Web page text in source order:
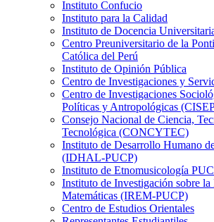
Instituto Confucio
Instituto para la Calidad
Instituto de Docencia
Centro Preuniversitario de la
Católica del Perú
Instituto de Opinión Pública
Centro de Investigaciones y
Centro de Investigaciones
Políticas y Antropológicas
Consejo Nacional de Ciencia,
Tecnológica (CONCYTEC)
Instituto de Desarrollo Humano
(IDHAL-PUCP)
Instituto de Etnomusicología
Instituto de Investigación sobre la
Matemáticas (IREM-PUCP)
Centro de Estudios Orientales